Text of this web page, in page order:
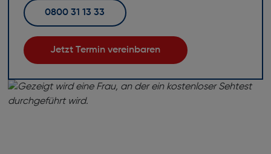
0800 31 13 33
Jetzt Termin vereinbaren